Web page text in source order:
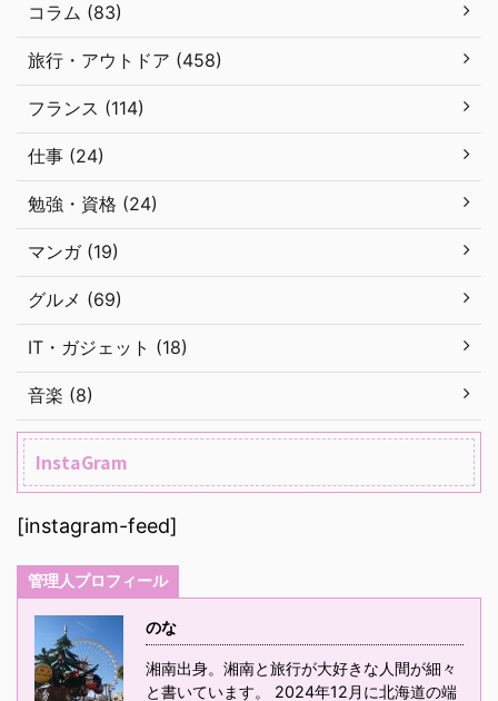
コラム (83)
旅行・アウトドア (458)
フランス (114)
仕事 (24)
勉強・資格 (24)
マンガ (19)
グルメ (69)
IT・ガジェット (18)
音楽 (8)
InstaGram
[instagram-feed]
管理人プロフィール
のな
湘南出身。湘南と旅行が大好きな人間が細々
と書いています。 2024年12月に北海道の端